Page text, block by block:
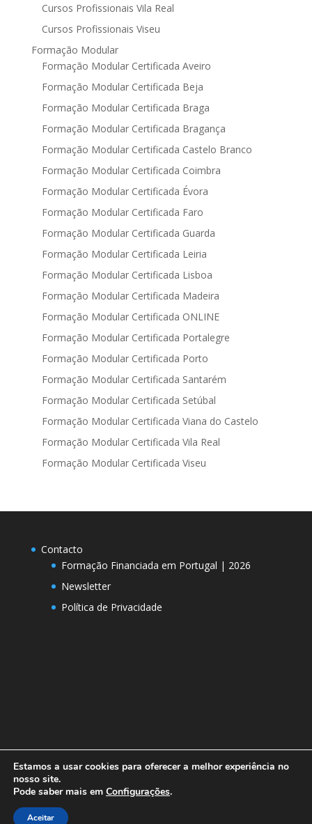
Cursos Profissionais Vila Real
Cursos Profissionais Viseu
Formação Modular
Formação Modular Certificada Aveiro
Formação Modular Certificada Beja
Formação Modular Certificada Braga
Formação Modular Certificada Bragança
Formação Modular Certificada Castelo Branco
Formação Modular Certificada Coimbra
Formação Modular Certificada Évora
Formação Modular Certificada Faro
Formação Modular Certificada Guarda
Formação Modular Certificada Leiria
Formação Modular Certificada Lisboa
Formação Modular Certificada Madeira
Formação Modular Certificada ONLINE
Formação Modular Certificada Portalegre
Formação Modular Certificada Porto
Formação Modular Certificada Santarém
Formação Modular Certificada Setúbal
Formação Modular Certificada Viana do Castelo
Formação Modular Certificada Vila Real
Formação Modular Certificada Viseu
Contacto
Formação Financiada em Portugal | 2026
Newsletter
Política de Privacidade
Designed by
Estamos a usar cookies para oferecer a melhor experiência no
nosso site.
Pode saber mais em Configurações.
Aceitar